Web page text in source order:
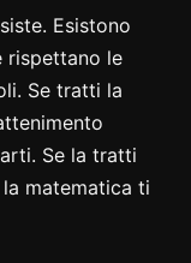
Esistono
rispettano le
Se tratti la
Se la tratti
matematica ti